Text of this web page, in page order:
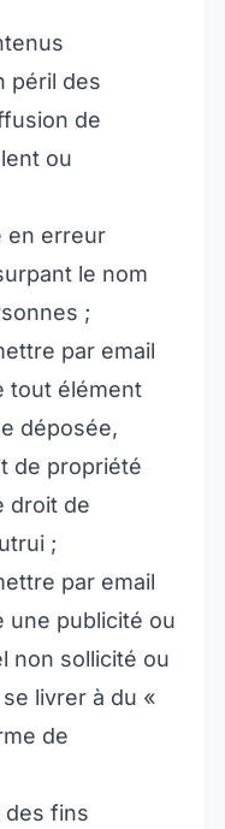
péril des
de
ou
en erreur
le nom
;
par email
tout élément
déposée,
de propriété
droit de
;
par email
une publicité ou
non sollicité ou
livrer à du «
de
des fins